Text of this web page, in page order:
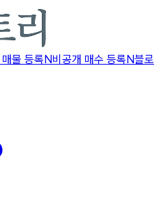
물 등록N비공개 매수 등록N블로